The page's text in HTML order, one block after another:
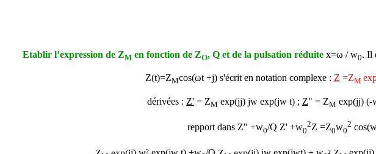
Etablir l’expression de ZMen fonction de ZO, Q et de la pulsation réduitex=ω /w0. Il
Z(t)=ZMcos(ωt+j) s'écrit en notation complexe : Z =ZM
dérivées : Z' = ZM exp(jj) jw exp(jw t) ; Z" = ZM exp(jj) (-
repport dans Z" +w0/Q Z' +w0
2Z =Z0w0
2 cos(